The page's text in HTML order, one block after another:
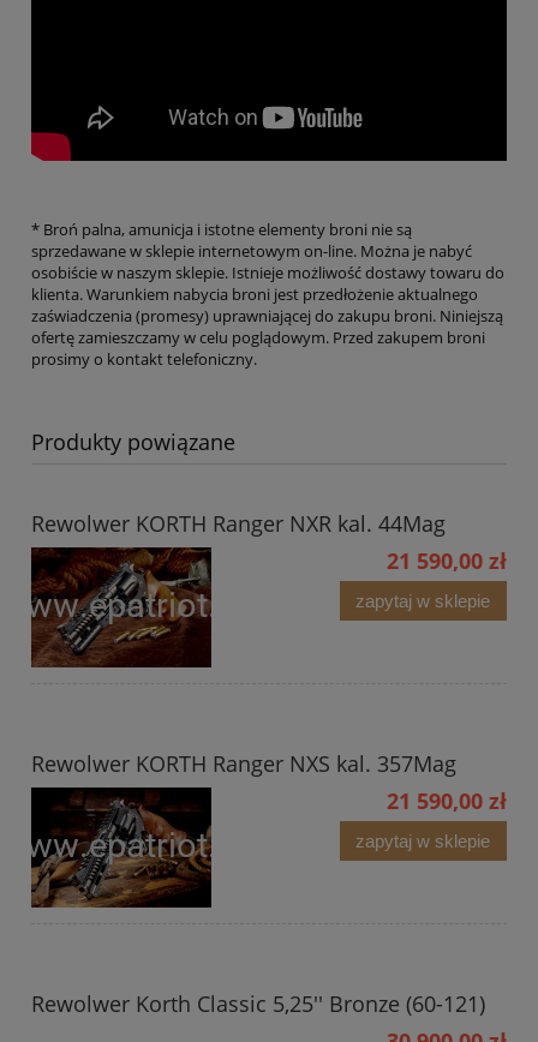
* Broń palna, amunicja i istotne elementy broni nie są
sprzedawane w sklepie internetowym on-line. Można je nabyć
osobiście w naszym sklepie. Istnieje możliwość dostawy towaru do
klienta. Warunkiem nabycia broni jest przedłożenie aktualnego
zaświadczenia (promesy) uprawniającej do zakupu broni. Niniejszą
ofertę zamieszczamy w celu poglądowym. Przed zakupem broni
prosimy o kontakt telefoniczny.
Produkty powiązane
Rewolwer KORTH Ranger NXR kal. 44Mag
21 590,00 zł
zapytaj w sklepie
Rewolwer KORTH Ranger NXS kal. 357Mag
21 590,00 zł
zapytaj w sklepie
Rewolwer Korth Classic 5,25'' Bronze (60-121)